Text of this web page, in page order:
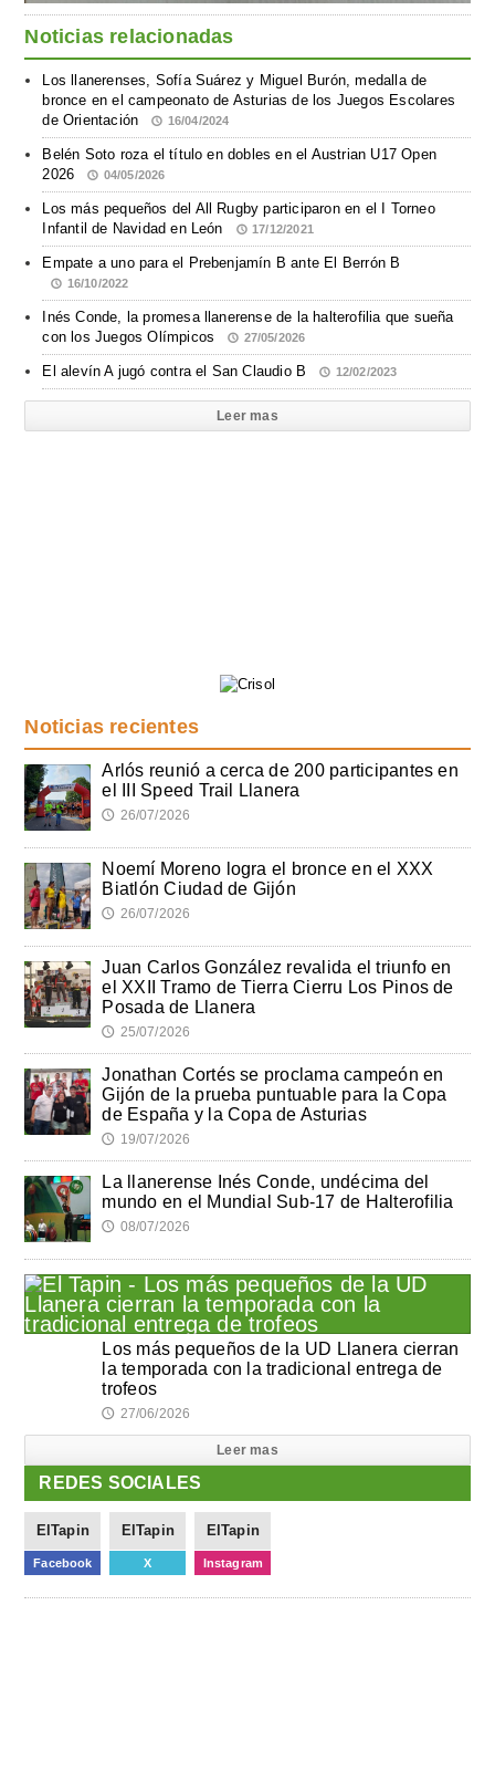
Noticias relacionadas
Los llanerenses, Sofía Suárez y Miguel Burón, medalla de
bronce en el campeonato de Asturias de los Juegos Escolares
de Orientación
16/04/2024
Belén Soto roza el título en dobles en el Austrian U17 Open
2026
04/05/2026
Los más pequeños del All Rugby participaron en el I Torneo
Infantil de Navidad en León
17/12/2021
Empate a uno para el Prebenjamín B ante El Berrón B
16/10/2022
Inés Conde, la promesa llanerense de la halterofilia que sueña
con los Juegos Olímpicos
27/05/2026
El alevín A jugó contra el San Claudio B 12/02/2023
Leer mas
Noticias recientes
Arlós reunió a cerca de 200 participantes en
el III Speed Trail Llanera
🕔 26/07/2026
Noemí Moreno logra el bronce en el XXX
Biatlón Ciudad de Gijón
🕔 26/07/2026
Juan Carlos González revalida el triunfo en
el XXII Tramo de Tierra Cierru Los Pinos de
Posada de Llanera
🕔 25/07/2026
Jonathan Cortés se proclama campeón en
Gijón de la prueba puntuable para la Copa
de España y la Copa de Asturias
🕔 19/07/2026
La llanerense Inés Conde, undécima del
mundo en el Mundial Sub-17 de Halterofilia
🕔 08/07/2026
Los más pequeños de la UD Llanera cierran
la temporada con la tradicional entrega de
trofeos
🕔 27/06/2026
Leer mas
REDES SOCIALES
ElTapin
Facebook
ElTapin
X
ElTapin
Instagram